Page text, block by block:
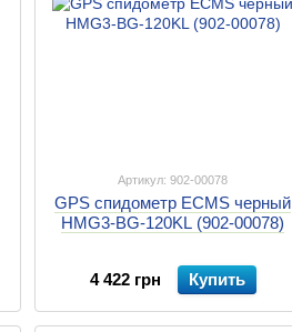
Артикул: 902-00078
GPS спидометр ECMS черный
HMG3-BG-120KL (902-00078)
4 422 грн Купить